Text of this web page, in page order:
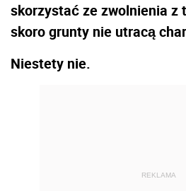
skorzystać ze zwolnienia z
skoro grunty nie utracą
Niestety nie.
REKLAMA